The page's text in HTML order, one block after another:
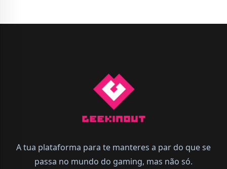
A tua plataforma para te manteres a par do que se
passa no mundo do gaming, mas não só.